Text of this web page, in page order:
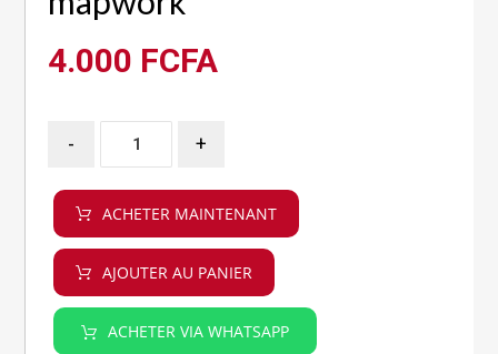
4.000 FCFA
- +
ACHETER MAINTENANT
AJOUTER AU PANIER
ACHETER VIA WHATSAPP